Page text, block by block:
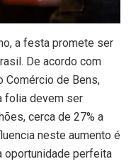
a festa promete ser
De acordo com
Comércio de Bens,
folia devem ser
cerca de 27% a
neste aumento é
oportunidade perfeita